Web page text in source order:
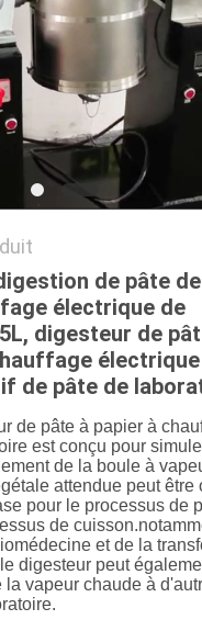
de pâte
électrique de
digesteur de
électrique
de pâte de
de pâte à papier à
est conçu pour
de la boule à
attendue peut être
pour le processus de
de
et de la
digesteur peut
la vapeur chaude à